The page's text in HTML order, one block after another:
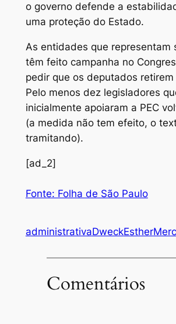
o governo defende a
uma proteção do Estado.
As entidades que representam
têm feito campanha no
pedir que os deputados
Pelo menos dez legisladores
inicialmente apoiaram a PEC
(a medida não tem efeito, o
tramitando).
[ad_2]
Fonte: Folha de São Paulo
administrativaDweckEsther
Comentários